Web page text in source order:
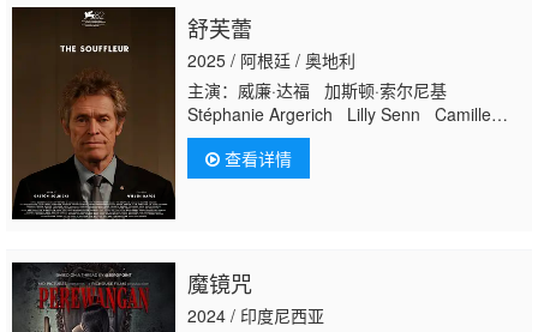
尼 约翰·雷吉扎莫 朱莉·卡夫娜 盖瑞·山德林 艾
伦·德杰尼勒斯 布赖恩·道尔 菲尔·普
舒芙蕾
2025 / 阿根廷 / 奥地利
主演：威廉·达福 加斯顿·索尔尼基
Stéphanie Argerich Lilly Senn Camille
Clair Claus Philipp Lilly Lindner
查看详情
魔镜咒
2024 / 印度尼西亚